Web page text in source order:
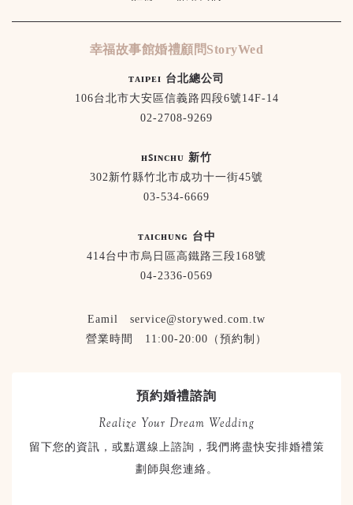
幸福故事館婚禮顧問StoryWed
ᴛᴀɪᴘᴇɪ 台北總公司
106台北市大安區信義路四段6號14F-14
02-2708-9269
ʜꜱɪɴᴄʜᴜ 新竹
302新竹縣竹北市成功十一街45號
03-534-6669
ᴛᴀɪᴄʜᴜɴɢ 台中
414台中市烏日區高鐵路三段168號
04-2336-0569
Eamil service@storywed.com.tw
營業時間 11:00-20:00（預約制）
預約婚禮諮詢
Realize Your Dream Wedding
留下您的資訊，或點選線上諮詢，我們將盡快安排婚禮策
劃師與您連絡。